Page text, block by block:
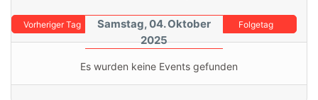
Vorheriger Tag
Samstag, 04. Oktober
2025
Folgetag
Es wurden keine Events gefunden